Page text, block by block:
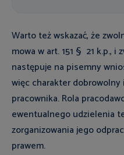
Warto też wskazać, że
mowa w art. 151 § 21 k.p.,
następuje na pisemny
więc charakter
pracownika. Rola
ewentualnego udzielenia
zorganizowania jego
prawem.